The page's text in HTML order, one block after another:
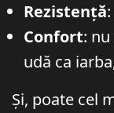
Rezistență
Confort:
udă ca
Și, poate cel